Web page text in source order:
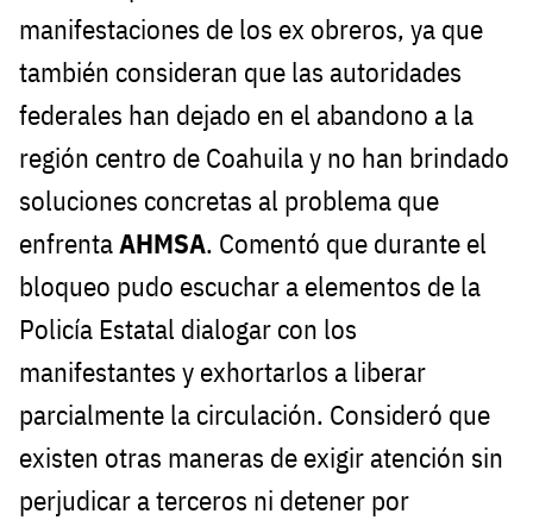
manifestaciones de los ex obreros, ya que
también consideran que las autoridades
federales han dejado en el abandono a la
región centro de Coahuila y no han brindado
soluciones concretas al problema que
enfrentaAHMSA. Comentó que durante el
bloqueo pudo escuchar a elementos de la
Policía Estatal dialogar con los
manifestantes y exhortarlos a liberar
parcialmente la circulación. Consideró que
existen otras maneras de exigir atención sin
perjudicar a terceros ni detener por